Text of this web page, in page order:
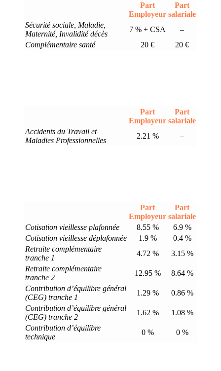
Part
Employeur
Part
salariale
Sécurité sociale, Maladie,
Maternité, Invalidité décès
7 % + CSA
–
Complémentaire santé
20 € 20 €
Part
Employeur
Part
salariale
Accidents du Travail et
Maladies Professionnelles
2.21 % –
Part
Employeur
Part
salariale
Cotisation vieillesse plafonnée
8.55 %
6.9 %
Cotisation vieillesse déplafonnée
1.9 %
0.4 %
Retraite complémentaire
tranche 1
4.72 %
3.15 %
Retraite complémentaire
tranche 2
12.95 %
8.64 %
Contribution d’équilibre général
(CEG) tranche 1
1.29 %
0.86 %
Contribution d’équilibre général
(CEG) tranche 2
1.62 %
1.08 %
Contribution d’équilibre
technique
0 % 0 %